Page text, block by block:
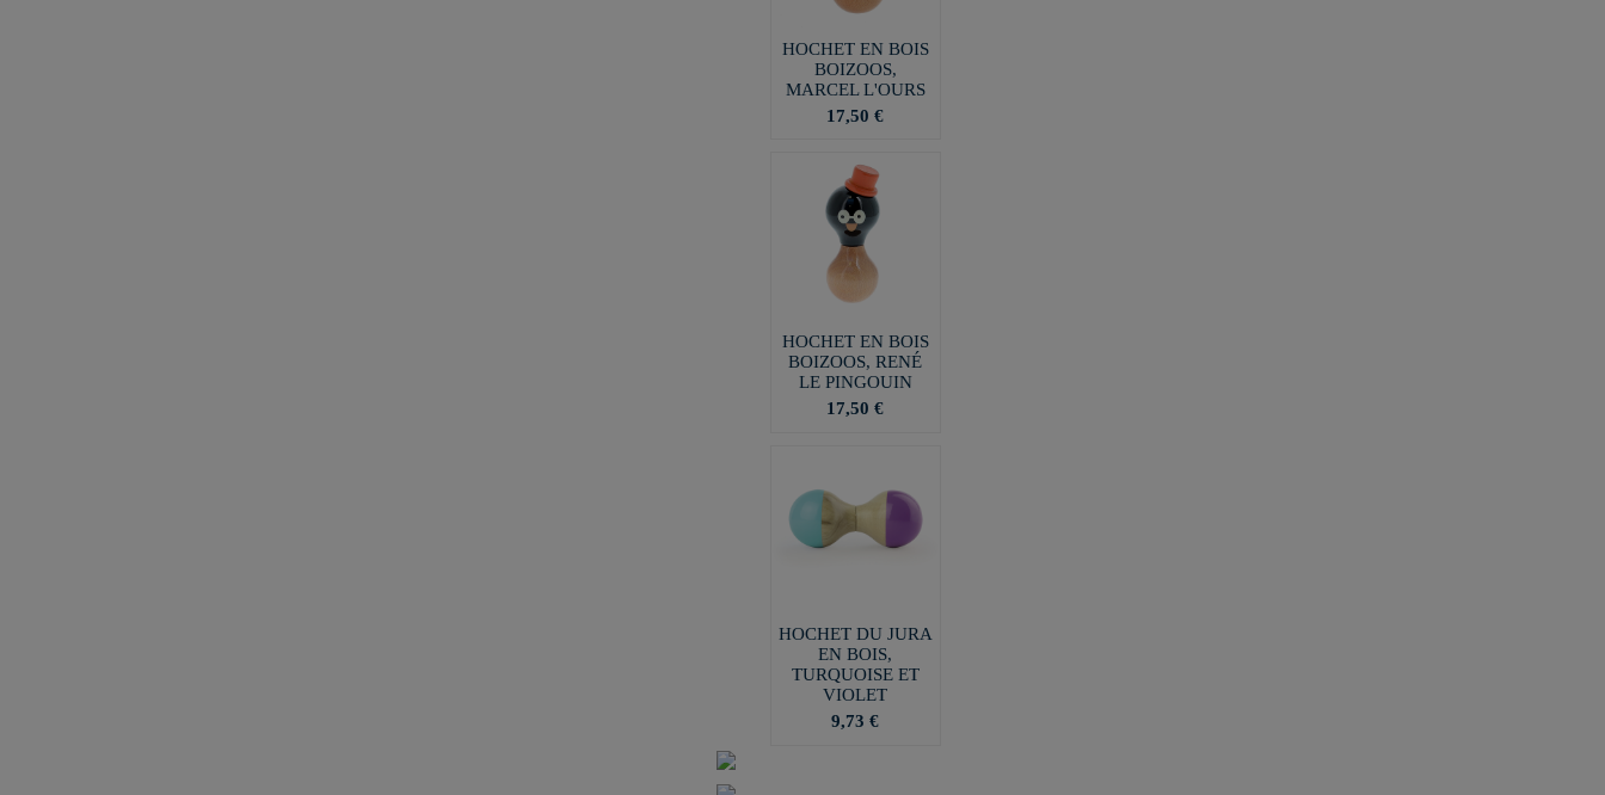
HOCHET EN BOIS
BOIZOOS,
MARCEL L'OURS
17,50 €
HOCHET EN BOIS
BOIZOOS, RENÉ
LE PINGOUIN
17,50 €
HOCHET DU JURA
EN BOIS,
TURQUOISE ET
VIOLET
9,73 €